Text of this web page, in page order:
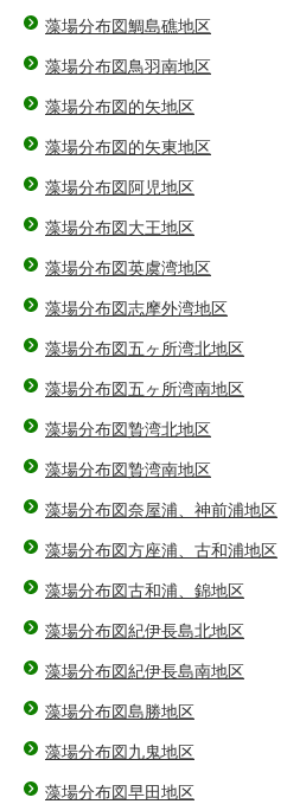
藻場分布図鯛島礁地区
藻場分布図鳥羽南地区
藻場分布図的矢地区
藻場分布図的矢東地区
藻場分布図阿児地区
藻場分布図大王地区
藻場分布図英虞湾地区
藻場分布図志摩外湾地区
藻場分布図五ヶ所湾北地区
藻場分布図五ヶ所湾南地区
藻場分布図贄湾北地区
藻場分布図贄湾南地区
藻場分布図奈屋浦、神前浦地区
藻場分布図方座浦、古和浦地区
藻場分布図古和浦、錦地区
藻場分布図紀伊長島北地区
藻場分布図紀伊長島南地区
藻場分布図島勝地区
藻場分布図九鬼地区
藻場分布図早田地区